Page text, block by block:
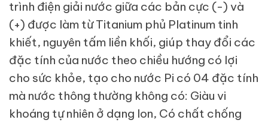
trình điện giải nước giữa các bản cực (-) và
(+) được làm từ Titanium phủ Platinum tinh
khiết, nguyên tấm liền khối, giúp thay đổi các
đặc tính của nước theo chiều hướng có lợi
cho sức khỏe, tạo cho nước Pi có 04 đặc tính
mà nước thông thường không có: Giàu vi
khoáng tự nhiên ở dạng Ion, Có chất chống